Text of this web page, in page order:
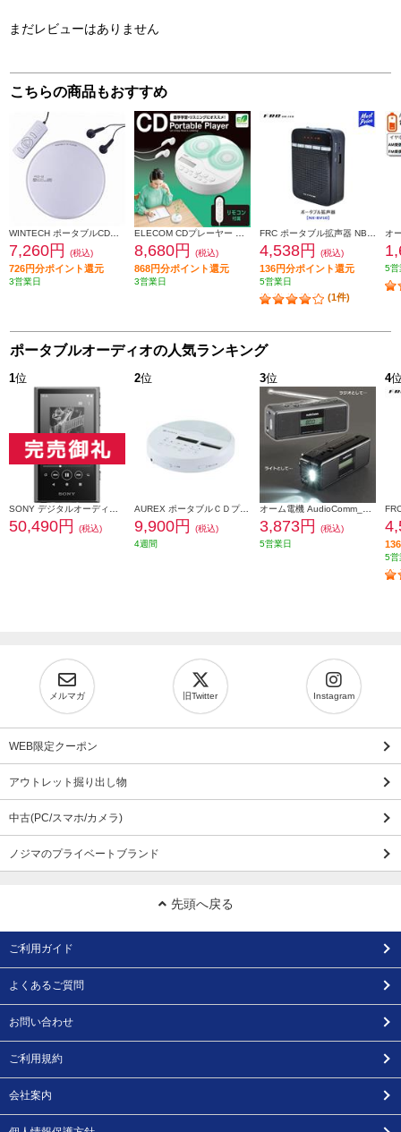
まだレビューはありません
こちらの商品もおすすめ
7,260円 (税込)
726円分ポイント還元
3営業日
8,680円 (税込)
868円分ポイント還元
3営業日
4,538円 (税込)
136円分ポイント還元
5営業日
(1件)
5営
ポータブルオーディオの人気ランキング
1位
50,490円 (税込)
2位
AUREX ポータブルＣＤプレーヤー [Bluetooth搭載、充電対応多機能モデル] AX-CP50W
9,900円
(税込)
4週間
3位
3,873円
(税込)
5営業日
4
5営
メルマガ 旧Twitter Instagram
WEB限定クーポン
アウトレット掘り出し物
中古(PC/スマホ/カメラ)
ノジマのプライベートブランド
先頭へ戻る
ご利用ガイド
よくあるご質問
お問い合わせ
ご利用規約
会社案内